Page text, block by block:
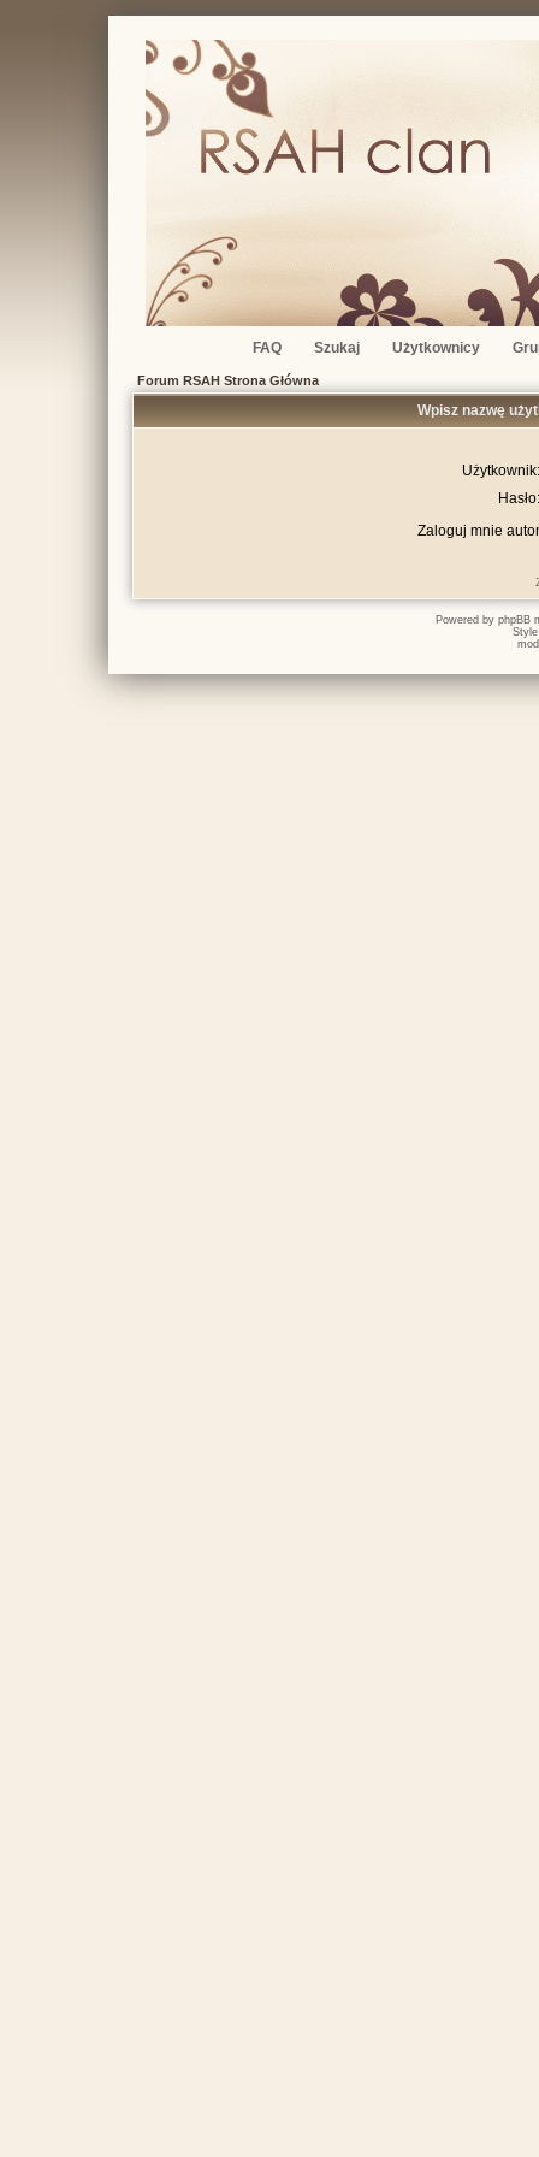
FAQ Szukaj Użytkownicy
Forum RSAH Strona Główna
Wpisz nazwę
Użytkownik:
Hasło:
Zaloguj mnie
Powered by phpBB